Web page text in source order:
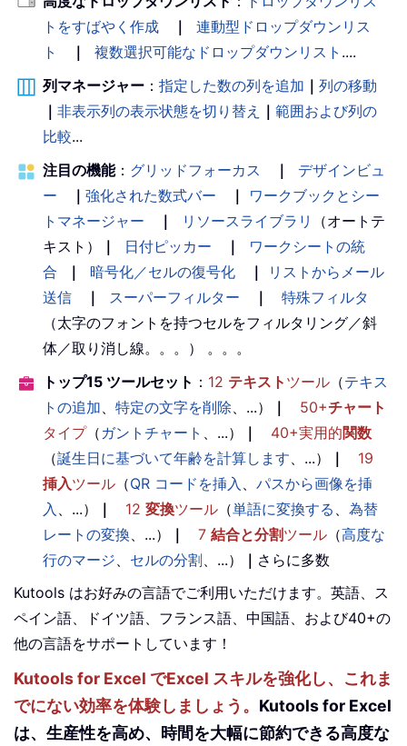
トをすばやく作成
｜
連動型ドロップダウンリス
ト
｜ 複数選択可能なドロップダウンリスト ....
列マネージャー ： 指定した数の列を追加 ｜ 列の移動
｜ 非表示列の表示状態を切り替え ｜ 範囲および列の
比較...
注目の機能： グリッドフォーカス ｜
デザインビュ
ー
｜ 強化された数式バー ｜
ワークブックとシー
トマネージャー
｜ リソースライブラリ
（オートテ
キスト）
｜ 日付ピッカー ｜
ワークシートの統
合
｜ 暗号化／セルの復号化 ｜
リストからメール
送信
｜ スーパーフィルター ｜
特殊フィルタ
（太字のフォントを持つセルをフィルタリング／斜
体／取り消し線。。。） 。。。
トップ15 ツールセット ： 12 テキスト ツール （テキス
トの追加、 特定の文字を削除、...） ｜ 50+チャート
タイプ（ ガントチャート 、...） ｜ 40+実用的関数
（誕生日に基づいて年齢を計算します、...） ｜
19
挿入ツール （QR コードを挿入 、 パスから画像を挿
入 、...） ｜ 12 変換ツール （単語に変換する 、 為替
レートの変換、...） ｜ 7 結合と分割ツール （高度な
行のマージ、 セルの分割、...） ｜ さらに多数
Kutools はお好みの言語でご利用いただけます。英語、ス
ペイン語、ドイツ語、フランス語、中国語、および40+の
他の言語をサポートしています！
Kutools for Excel でExcel スキルを強化し、これま
でにない効率を体験しましょう。 Kutools for Excel
は、生産性を高め、時間を大幅に節約できる高度な